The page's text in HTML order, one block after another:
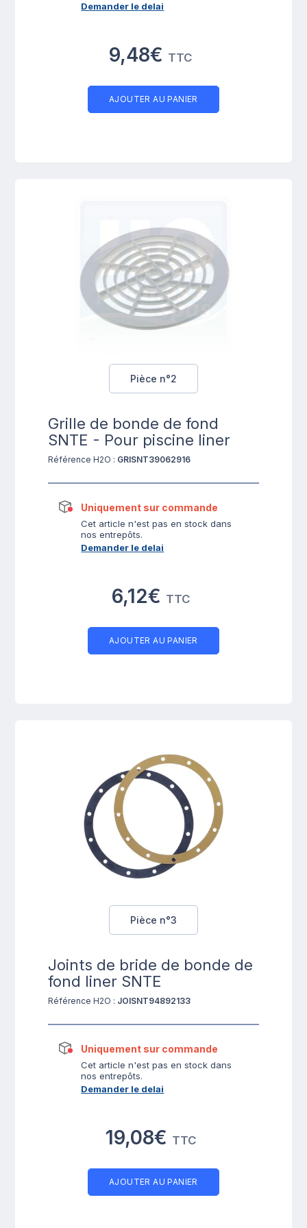
Demander le delai
9,48€ TTC
AJOUTER AU PANIER
Pièce n°2
Grille de bonde de fond
SNTE - Pour piscine liner
Référence H2O : GRISNT39062916
Uniquement sur commande
Cet article n'est pas en stock dans
nos entrepôts.
Demander le delai
6,12€ TTC
AJOUTER AU PANIER
Pièce n°3
Joints de bride de bonde de
fond liner SNTE
Référence H2O : JOISNT94892133
Uniquement sur commande
Cet article n'est pas en stock dans
nos entrepôts.
Demander le delai
19,08€ TTC
AJOUTER AU PANIER